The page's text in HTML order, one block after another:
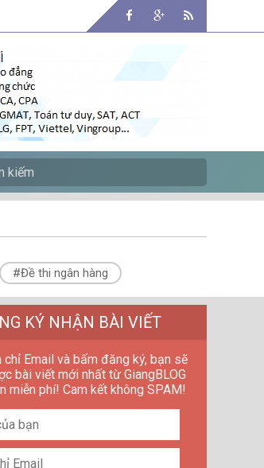
#Đề thi ngân hàng
KÝ NHẬN BÀI VIẾT
chỉ Email và bấm đăng ký, bạn sẽ
bài viết mới nhất từ GiangBLOG
miễn phí! Cam kết không SPAM!